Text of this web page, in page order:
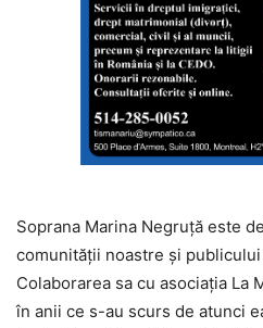
Soprana Marina Negruță este
comunității noastre și
Colaborarea sa cu asociația La
în anii ce s-au scurs de atunci